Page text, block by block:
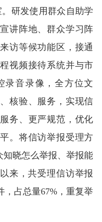
研发使用群众自助学
讲阵地、群众学习阵
访等候功能区，接通
视频接待系统并与市
录音录像，全方位文
核验、服务，实现信
务、更严规范，优化
。将信访举报受理方
知晓怎么举报、举报能
来，共受理信访举报
，占总量67%，重复举